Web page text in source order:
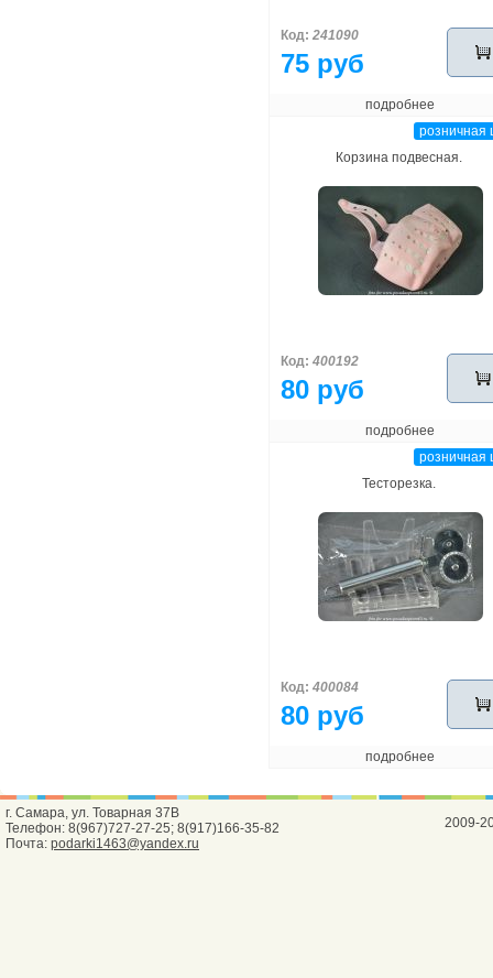
Код: 241090
75 руб
подробнее
розничная
Корзина подвесная.
Код: 400192
80 руб
подробнее
розничная
Тесторезка.
Код: 400084
80 руб
подробнее
г. Самара, ул. Товарная 37В
Телефон: 8(967)727-27-25; 8(917)166-35-82
Почта: podarki1463@yandex.ru
2009-